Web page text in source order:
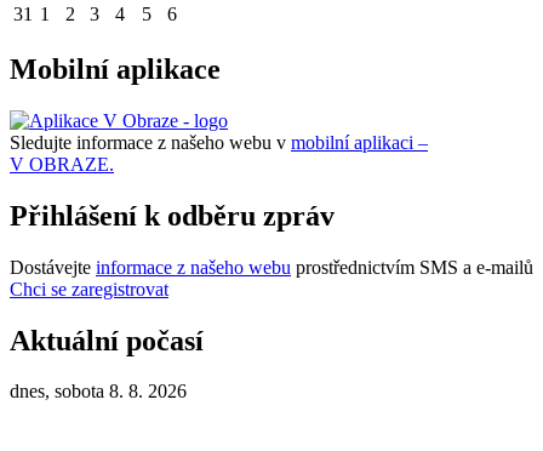
31 1 2 3 4 5 6
Mobilní aplikace
Sledujte informace z našeho webu v mobilní aplikaci –
V OBRAZE.
Přihlášení k odběru zpráv
Dostávejte informace z našeho webu prostřednictvím SMS a e-mailů
Chci se zaregistrovat
Aktuální počasí
dnes, sobota 8. 8. 2026